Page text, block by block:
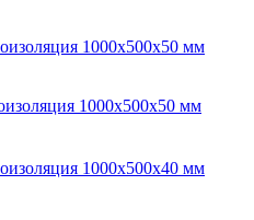
1000x500x50 мм